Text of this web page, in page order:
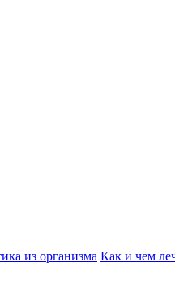
из организма Как и чем